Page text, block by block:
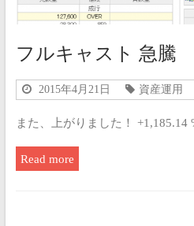
フルキャスト 急騰
2015年4月21日 資産運用
また、上がりました！ +1,185.14
Read more